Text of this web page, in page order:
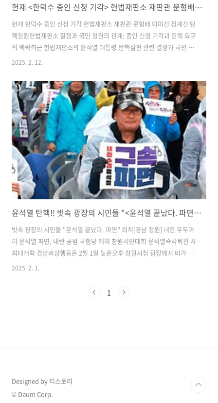
헌재 <한덕수 증인 신청 기각> 헌법재판소 재판관 문형배 이미선 정계선 탄핵청원
헌재 한덕수 증인 신청 기각 헌법재판소 재판관 문형배 이미선 정계선 탄
핵청원헌법재판소 결정과 국민 청원의 관계: 증인 신청 기각과 탄핵 요구
의 맥락최근 헌법재판소의 윤석열 대통령 탄핵심판 관련 결정과 국민 청
원에서 제기된 문형배 헌법재판소장 권한대행, 이미선, 정계선 재판관 탄
내용2월 11일, 헌법재판소는 윤석열 대통령 탄핵심판 7차 변론에서 대통
령 측이 신청한 한덕수 국무총리와 이경민 국군방첩사령부 참모장의 증
인 채택 요청을 기각했습니다. 재판부는 "필요성이 부족하다"는 이유를
들어 증인 신청을 받아들이지 않았습니다.헌재의 주요 결정증인 기각 사
유: 재판부는 증언이 사건의 핵심 쟁점과 직접적인 연관성이 없다는 점을
들어 필요성을 인..
2025. 2. 12.
윤석열 탄핵!! 빗속 광장의 시민들 "<윤석열 끝났다. 파면>" 외쳐
빗속 광장의 시민들 "윤석열 끝났다. 파면" 외쳐​[경남 창원] 내란 우두머
리 윤석열 파면, 내란 공범 국힘당 해체 창원시민대회​ ​윤석열즉각퇴진 사
회대개혁 경남비상행동은 2월 1일 늦은오후 창원시청 광장에서 비가 내
리는 속에 “내란 우두머리 윤석열 파면, 내란 공범 국힘당 해체, 사회대개
서 '윤석열 파면'을 외쳤다. 윤석열즉각퇴진 사회대개혁 경남비상행동이
2025. 2. 1.
1
Designed by 티스토리
© Daum Corp.